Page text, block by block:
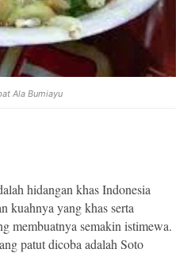
Ala Bumiayu
hidangan khas Indonesia
kuahnya yang khas serta
membuatnya semakin istimewa.
patut dicoba adalah Soto